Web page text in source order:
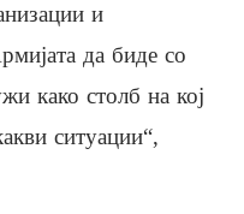
и
да биде со
како столб на кој
ситуации“,